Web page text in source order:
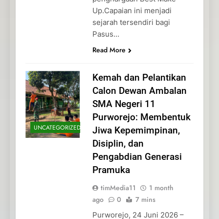
Up.Capaian ini menjadi
sejarah tersendiri bagi
Pasus…
Read More
UNCATEGORIZED
Kemah dan Pelantikan
Calon Dewan Ambalan
SMA Negeri 11
Purworejo: Membentuk
Jiwa Kepemimpinan,
Disiplin, dan
Pengabdian Generasi
Pramuka
timMedia11
1 month
ago
0 7 mins
Purworejo, 24 Juni 2026 –